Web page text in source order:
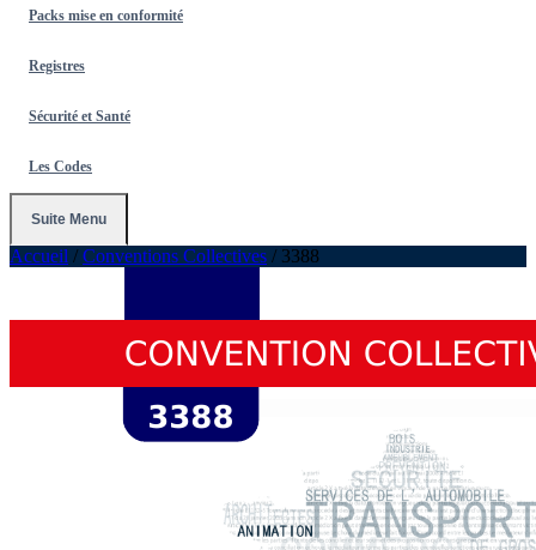
Packs mise en conformité
Registres
Sécurité et Santé
Les Codes
Suite Menu
Accueil / Conventions Collectives / 3388